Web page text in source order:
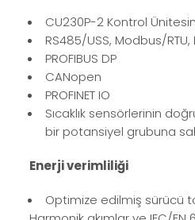
CU230P-2 Kontrol
RS485/USS, Modbus/
PROFIBUS DP
CANopen
PROFINET IO
Sıcaklık sensörlerinin
bir potansiyel grubuna
Enerji verimliliği
Optimize edilmiş sürücü